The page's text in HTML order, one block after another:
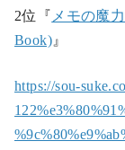
2位『 メモの魔
Book) 』
https://sou-